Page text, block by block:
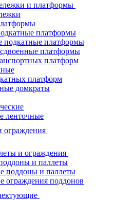
и платформы
платформы
подкатные платформы
платформы
платформ
платформ
домкраты
ленточные
ограждения
и ограждения
и паллеты
поддоны и паллеты
ограждения поддонов